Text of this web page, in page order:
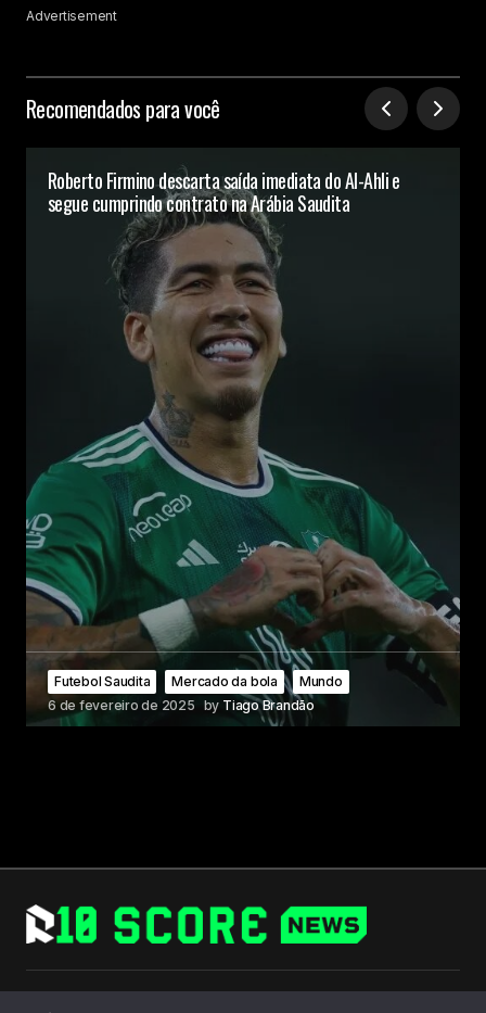
Advertisement
Recomendados para você
Roberto Firmino descarta saída imediata do Al-Ahli e
segue cumprindo contrato na Arábia Saudita
Futebol Saudita Mercado da bola
Mundo
6 de fevereiro de 2025 by Tiago Brandão